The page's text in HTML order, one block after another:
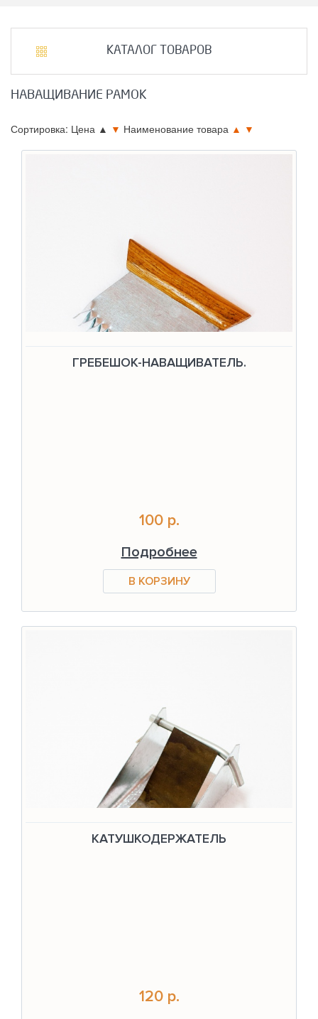
КАТАЛОГ ТОВАРОВ
НАВАЩИВАНИЕ РАМОК
Сортировка: Цена ▲ ▼ Наименование товара ▲ ▼
ГРЕБЕШОК-НАВАЩИВАТЕЛЬ.
100 р.
Подробнее
КАТУШКОДЕРЖАТЕЛЬ
120 р.